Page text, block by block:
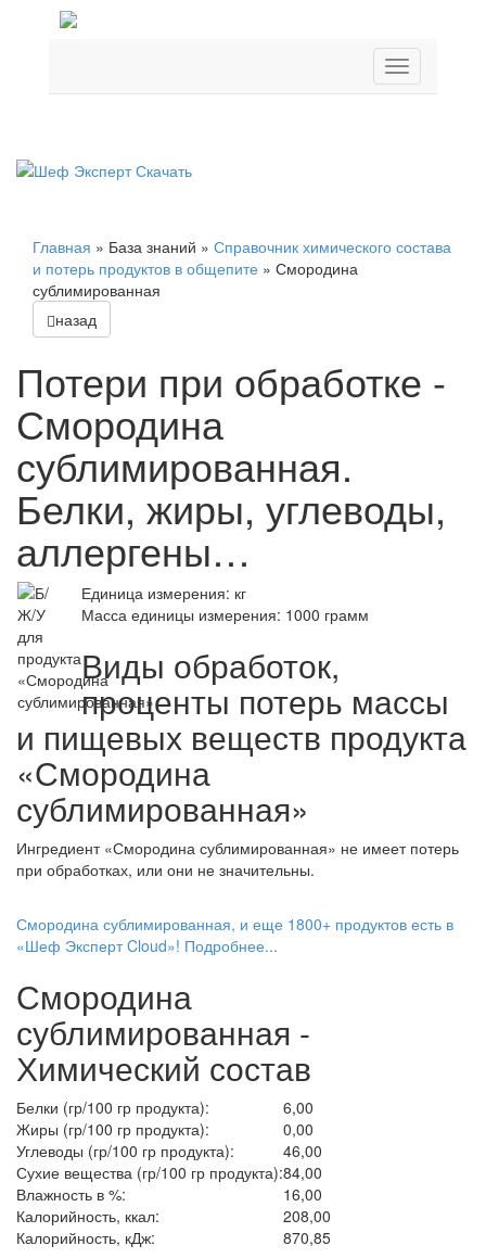
Главная » База знаний » Справочник химического состава
и потерь продуктов в общепите » Смородина
сублимированная
назад
Потери при обработке -
Смородина
сублимированная.
Белки, жиры, углеводы,
аллергены…
Единица измерения: кг
Масса единицы измерения: 1000 грамм
Виды обработок,
проценты потерь массы
и пищевых веществ продукта
«Смородина
сублимированная»
Ингредиент «Смородина сублимированная» не имеет потерь
при обработках, или они не значительны.
Смородина сублимированная, и еще 1800+ продуктов есть в
«Шеф Эксперт Cloud»! Подробнее...
Смородина
сублимированная -
Химический состав
Белки (гр/100 гр продукта):
6,00
Жиры (гр/100 гр продукта):
0,00
Углеводы (гр/100 гр продукта):
46,00
Сухие вещества (гр/100 гр продукта):84,00
Влажность в %:
16,00
Калорийность, ккал:
208,00
Калорийность, кДж:
870,85